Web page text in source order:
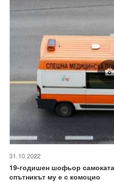
31.10.2022
19-годишен шофьор
спътникът му е с комоцио